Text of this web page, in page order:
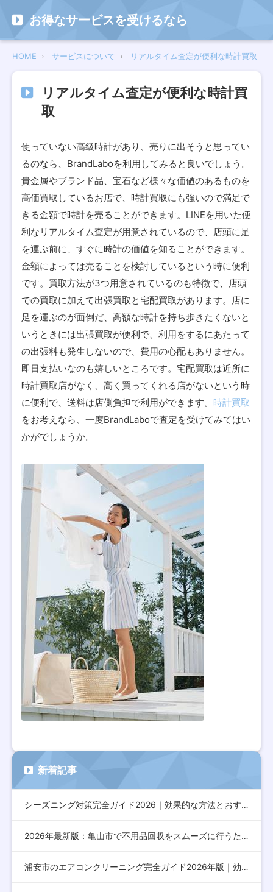
お得なサービスを受けるなら
HOME サービスについて リアルタイム査定が便利な時計買取
リアルタイム査定が便利な時計買
取
使っていない高級時計があり、売りに出そうと思ってい
るのなら、BrandLaboを利用してみると良いでしょう。
貴金属やブランド品、宝石など様々な価値のあるものを
高価買取しているお店で、時計買取にも強いので満足で
きる金額で時計を売ることができます。LINEを用いた便
利なリアルタイム査定が用意されているので、店頭に足
を運ぶ前に、すぐに時計の価値を知ることができます。
金額によっては売ることを検討しているという時に便利
です。買取方法が3つ用意されているのも特徴で、店頭
での買取に加えて出張買取と宅配買取があります。店に
足を運ぶのが面倒だ、高額な時計を持ち歩きたくないと
いうときには出張買取が便利で、利用をするにあたって
の出張料も発生しないので、費用の心配もありません。
即日支払いなのも嬉しいところです。宅配買取は近所に
時計買取店がなく、高く買ってくれる店がないという時
に便利で、送料は店側負担で利用ができます。 時計買取
をお考えなら、一度BrandLaboで査定を受けてみてはい
かがでしょうか。
新着記事
シーズニング対策完全ガイド2026｜効果的な方法とおすすめア…
2026年最新版：亀山市で不用品回収をスムーズに行うための完…
浦安市のエアコンクリーニング完全ガイド2026年版｜効果的な…